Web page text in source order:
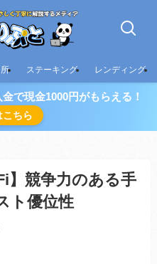
ステーキング レンディング
で現金1000円がもらえる！
こちら
】競争力のある手
ト優位性